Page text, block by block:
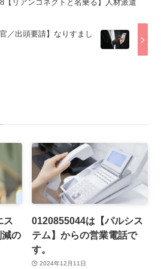
【リアンコネクトと名乗る】人材派遣
／出頭要請】なりすまし
ス
減の
0120855044は【パルシス
テム】からの営業電話で
す。
2024年12月11日